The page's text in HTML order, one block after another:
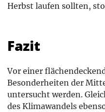
Herbst laufen sollten,
Fazit
Vor einer
Besonderheiten der
untersucht werden.
des Klimawandels